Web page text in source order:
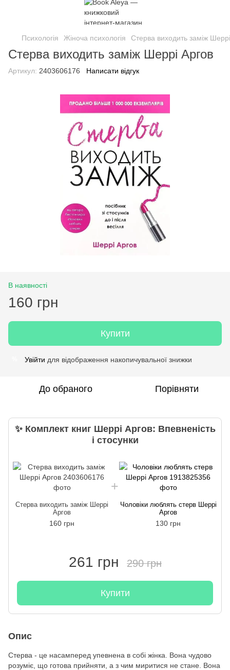
Психологія Жіноча психологія Стерва виходить заміж
Стерва виходить заміж Шеррі Аргов
Артикул: 2403606176 Написати відгук
В наявності
160 грн
Купити
Увійти для відображення накопичувальної знижки
До обраного Порівняти
✨ Комплект книг Шеррі Аргов: Впевненість
і стосунки
Стерва виходить заміж Шеррі
Аргов
160 грн
Чоловіки люблять стерв Шеррі
Аргов
130 грн
261 грн 290 грн
Купити
Опис
Стерва - це насамперед упевнена в собі жінка. Вона чудово
розуміє, що готова прийняти, а з чим миритися не стане. Вона